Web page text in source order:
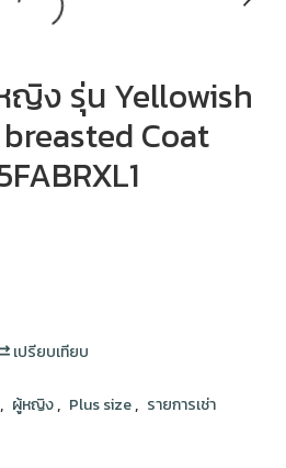
ญิง รุ่น Yellowish
Coat
เปรียบเทียบ
, ผู้หญิง, Plus size, รายการเช่า